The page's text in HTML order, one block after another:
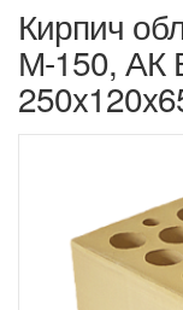
Кирпич
М-150, АК